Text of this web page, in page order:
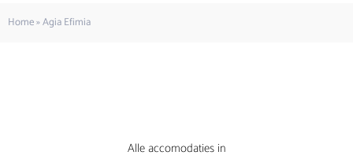
Home»Agia Efimia
Alle accomodaties in